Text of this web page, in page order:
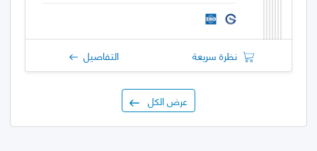
نظرة سريعة التفاصيل
عرض الكل